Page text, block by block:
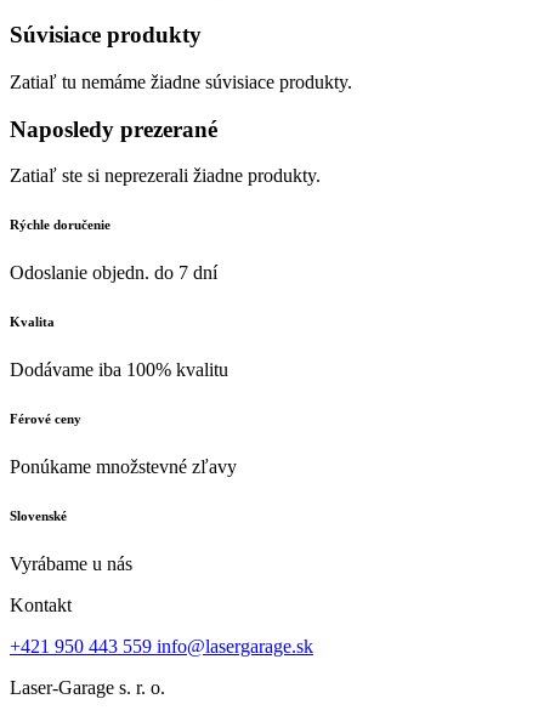
Súvisiace produkty
Zatiaľ tu nemáme žiadne súvisiace produkty.
Naposledy prezerané
Zatiaľ ste si neprezerali žiadne produkty.
Rýchle doručenie
Odoslanie objedn. do 7 dní
Kvalita
Dodávame iba 100% kvalitu
Férové ceny
Ponúkame množstevné zľavy
Slovenské
Vyrábame u nás
Kontakt
+421 950 443 559 info@lasergarage.sk
Laser-Garage s. r. o.